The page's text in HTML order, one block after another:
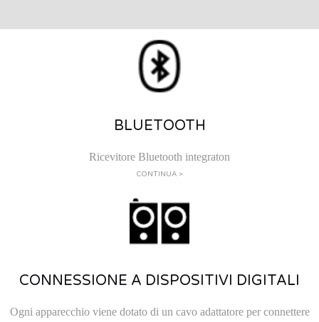
BLUETOOTH
Ricevitore Bluetooth integraton
CONTINUA >
CONNESSIONE A DISPOSITIVI DIGITALI
Ogni apparecchio viene dotato di un cavo adattatore per connettere